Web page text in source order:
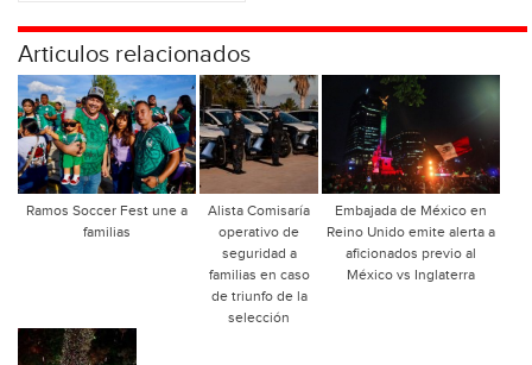
Articulos relacionados
Ramos Soccer Fest une a
familias
Alista Comisaría
operativo de
seguridad a
familias en caso
de triunfo de la
selección
Embajada de México en
Reino Unido emite alerta a
aficionados previo al
México vs Inglaterra